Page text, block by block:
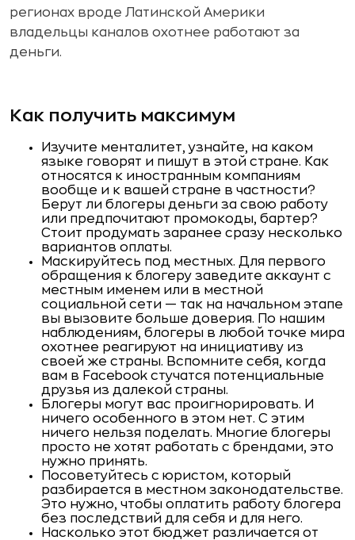
регионах вроде Латинской Америки
владельцы каналов охотнее работают за
деньги.
Как получить максимум
Изучите менталитет, узнайте, на каком
языке говорят и пишут в этой стране. Как
относятся к иностранным компаниям
вообще и к вашей стране в частности?
Берут ли блогеры деньги за свою работу
или предпочитают промокоды, бартер?
Стоит продумать заранее сразу несколько
вариантов оплаты.
Маскируйтесь под местных. Для первого
обращения к блогеру заведите аккаунт с
местным именем или в местной
социальной сети — так на начальном этапе
вы вызовите больше доверия. По нашим
наблюдениям, блогеры в любой точке мира
охотнее реагируют на инициативу из
своей же страны. Вспомните себя, когда
вам в Facebook стучатся потенциальные
друзья из далекой страны.
Блогеры могут вас проигнорировать. И
ничего особенного в этом нет. С этим
ничего нельзя поделать. Многие блогеры
просто не хотят работать с брендами, это
нужно принять.
Посоветуйтесь с юристом, который
разбирается в местном законодательстве.
Это нужно, чтобы оплатить работу блогера
без последствий для себя и для него.
Насколько этот бюджет различается от